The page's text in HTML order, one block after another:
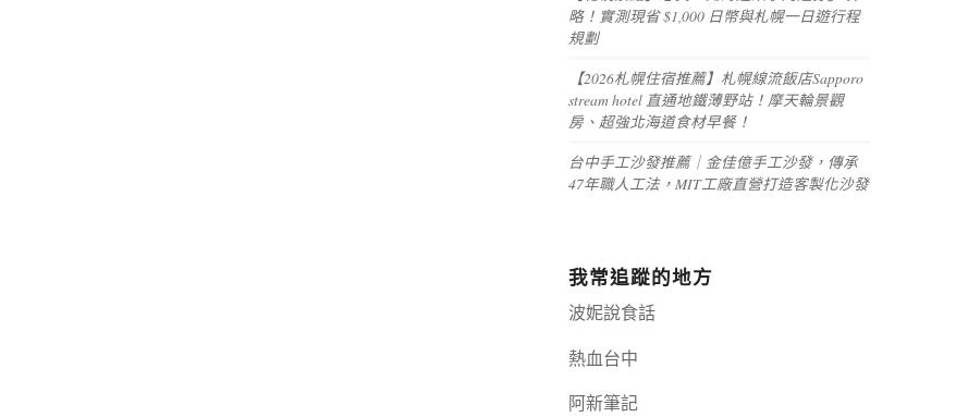
略！實測現省 $1,000 日幣與札幌一日遊行程
規劃
【2026札幌住宿推薦】札幌線流飯店Sapporo
stream hotel 直通地鐵薄野站！摩天輪景觀
房、超強北海道食材早餐！
台中手工沙發推薦｜金佳億手工沙發，傳承
47年職人工法，MIT工廠直營打造客製化沙發
我常追蹤的地方
波妮說食話
熱血台中
阿新筆記嘉義+1 | 嘉義加一